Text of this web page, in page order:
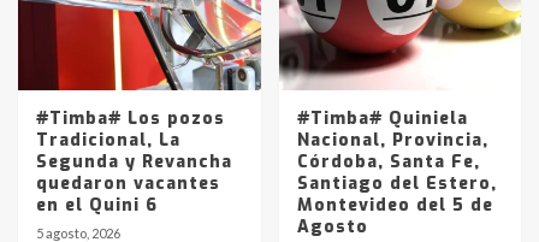
#Timba# Los pozos
Tradicional, La
Segunda y Revancha
quedaron vacantes
en el Quini 6
5 agosto, 2026
#Timba# Quiniela
Nacional, Provincia,
Córdoba, Santa Fe,
Santiago del Estero,
Montevideo del 5 de
Agosto